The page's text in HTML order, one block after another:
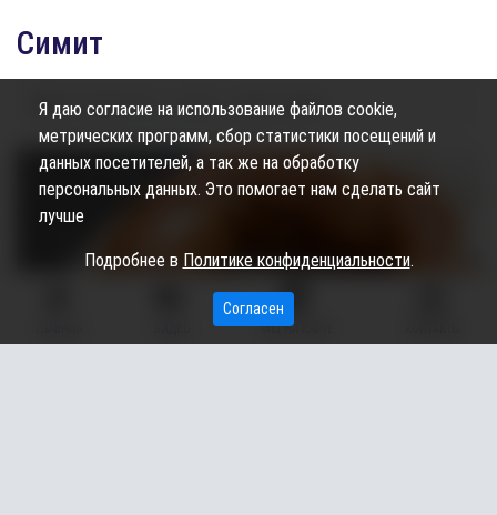
Симит
08.12.202018:21 812 Юлия Май
МЫ НА КАРТЕ
Я даю согласие на использование файлов cookie,
метрических программ, сбор статистики посещений и
данных посетителей, а так же на обработку
персональных данных. Это помогает нам сделать сайт
лучше
Подробнее в Политике конфиденциальности.
Согласен